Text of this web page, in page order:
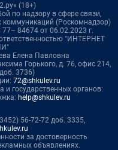
(18+)
по надзору в сфере связи,
(Роскомнадзор)
84674 от 06.02.2023 г.
"ИНТЕРНЕТ
Елена Павловна
Горького, д. 76, офис 214,
3736)
72@shkulev.ru
государственных органов:
help@shkulev.ru
56-72-72 доб. 3335,
за достоверность
объявлениях.